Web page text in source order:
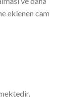
eklenen cam